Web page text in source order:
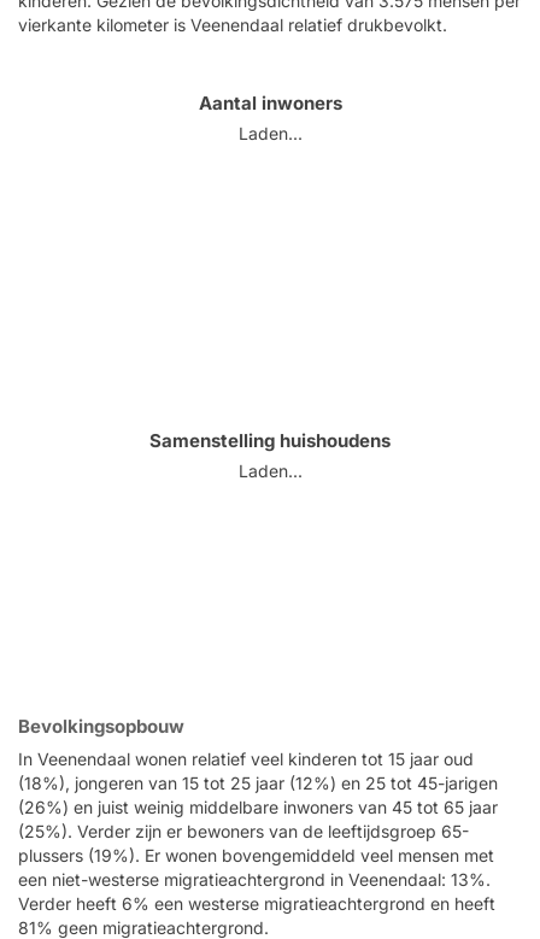
vierkante kilometer is Veenendaal relatief drukbevolkt.
Aantal inwoners
Laden...
Samenstelling huishoudens
Laden...
Bevolkingsopbouw
In Veenendaal wonen relatief veel kinderen tot 15 jaar oud
(18%), jongeren van 15 tot 25 jaar (12%) en 25 tot 45-jarigen
(26%) en juist weinig middelbare inwoners van 45 tot 65 jaar
(25%). Verder zijn er bewoners van de leeftijdsgroep 65-
plussers (19%). Er wonen bovengemiddeld veel mensen met
een niet-westerse migratieachtergrond in Veenendaal: 13%.
Verder heeft 6% een westerse migratieachtergrond en heeft
81% geen migratieachtergrond.